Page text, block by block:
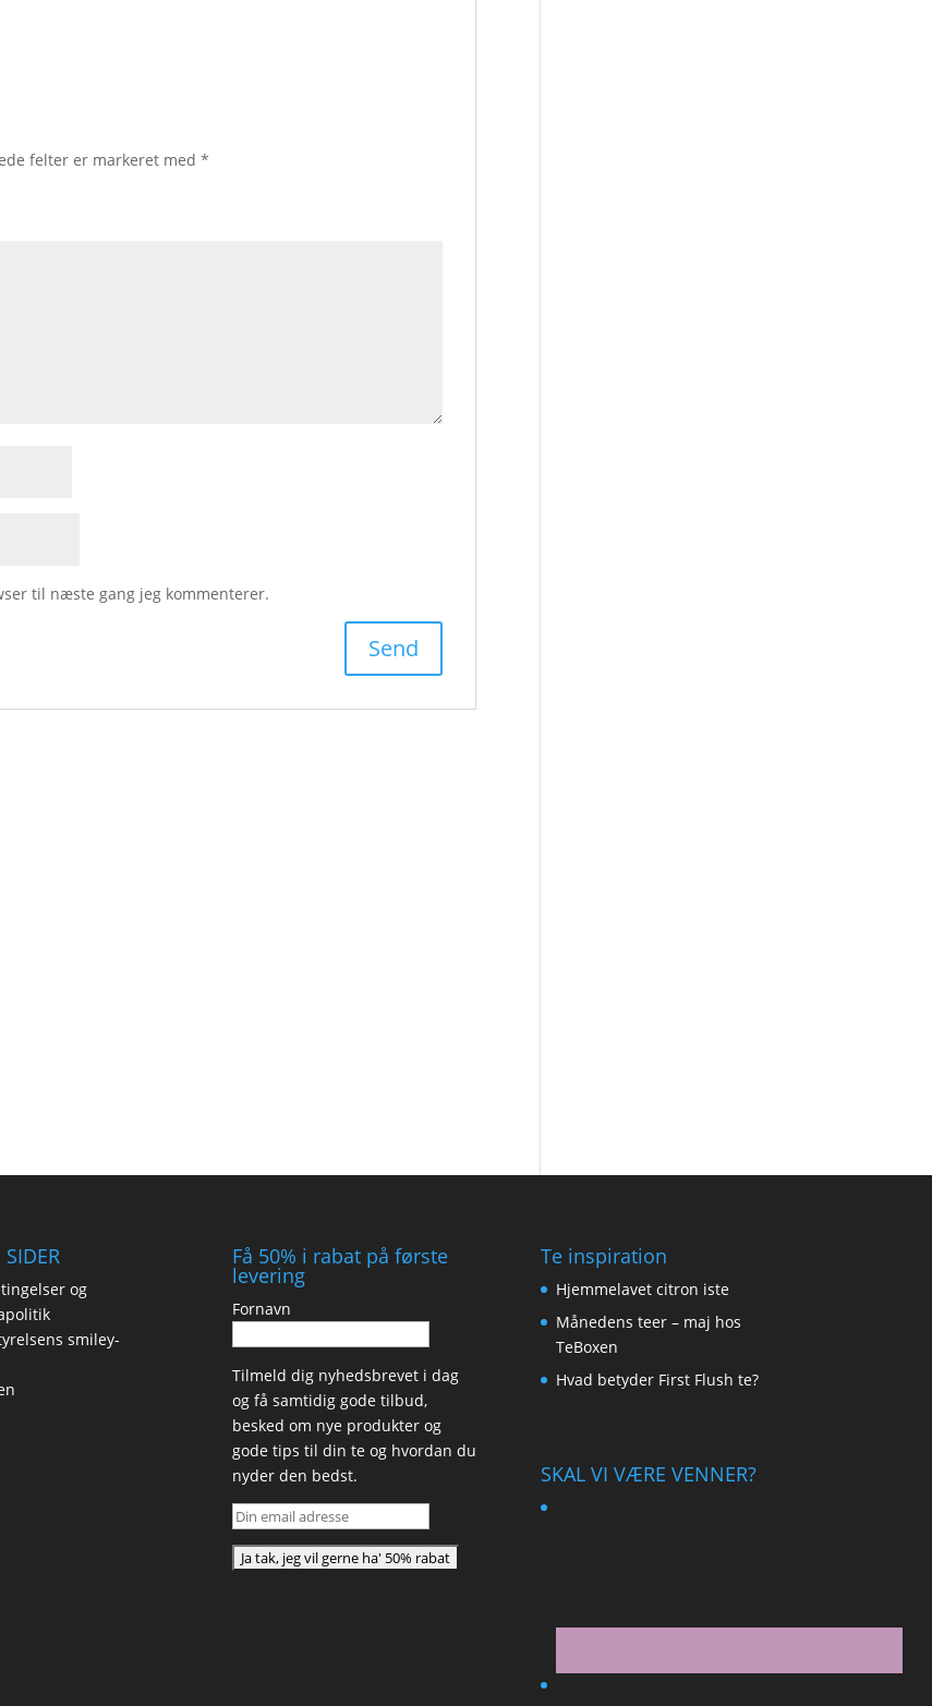
felter er markeret med*
til næste gang jeg kommenterer.
og
smiley-
Få 50% i rabat på første
levering
Fornavn
Tilmeld dig nyhedsbrevet i dag
og få samtidig gode tilbud,
besked om nye produkter og
gode tips til din te og hvordan du
nyder den bedst.
Te inspiration
Hjemmelavet citron iste
Månedens teer – maj hos
TeBoxen
Hvad betyder First Flush te?
SKAL VI VÆRE VENNER?